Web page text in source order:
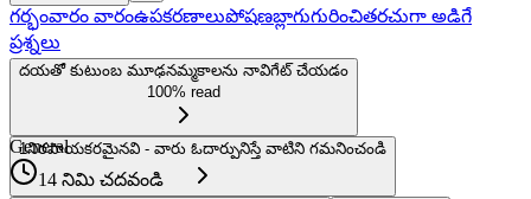
గర్భంవారం వారంఉపకరణాలుపోషణబ్లాగుగురించితరచుగా అడిగే
ప్రశ్నలు
దయతో కుటుంబ మూఢనమ్మకాలను నావిగేట్ చేయడం
100% read
1నిరపాయకరమైనవి - వారు ఓదార్పునిస్తే వాటిని గమనించండి
General
14 నిమి చదవండి